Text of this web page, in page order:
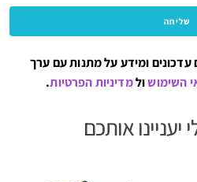
ומידע על מתנות עם ערך
השימושולמדיניות הפרטיות.
יעניינו אותכם